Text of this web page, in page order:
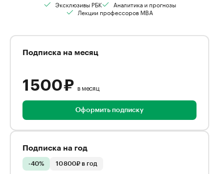
Эксклюзивы РБК
Аналитика и прогнозы
Лекции профессоров MBA
Подписка на месяц
1 500 ₽ в месяц
Оформить подписку
Подписка на год
-40% 10 800₽ в год